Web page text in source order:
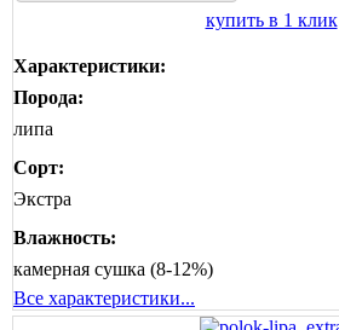
купить в 1 клик
Характеристики:
Порода:
липа
Сорт:
Экстра
Влажность:
камерная сушка (8-12%)
Все характеристики...